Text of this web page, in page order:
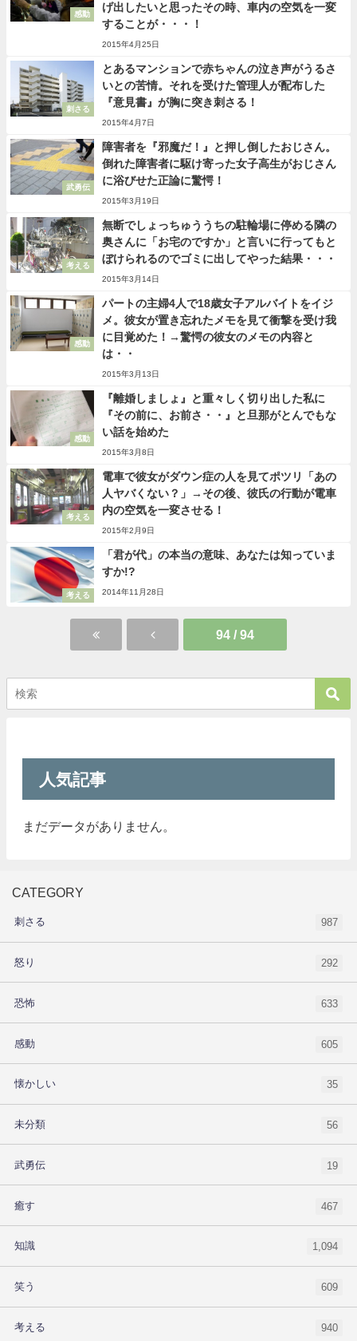
感動
げ出したいと思ったその時、車内の空気を一変
することが・・・！
2015年4月25日
刺さる
とあるマンションで赤ちゃんの泣き声がうるさ
いとの苦情。それを受けた管理人が配布した
『意見書』が胸に突き刺さる！
2015年4月7日
武勇伝
障害者を『邪魔だ！』と押し倒したおじさん。
倒れた障害者に駆け寄った女子高生がおじさん
に浴びせた正論に驚愕！
2015年3月19日
考える
無断でしょっちゅううちの駐輪場に停める隣の
奥さんに「お宅のですか」と言いに行ってもと
ぼけられるのでゴミに出してやった結果・・・
2015年3月14日
感動
パートの主婦4人で18歳女子アルバイトをイジ
メ。彼女が置き忘れたメモを見て衝撃を受け我
に目覚めた！→驚愕の彼女のメモの内容と
は・・
2015年3月13日
感動
『離婚しましょ』と重々しく切り出した私に
『その前に、お前さ・・』と旦那がとんでもな
い話を始めた
2015年3月8日
考える
電車で彼女がダウン症の人を見てポツリ「あの
人ヤバくない？」→その後、彼氏の行動が電車
内の空気を一変させる！
2015年2月9日
考える
「君が代」の本当の意味、あなたは知っていま
すか!?
2014年11月28日
94 / 94
人気記事
まだデータがありません。
CATEGORY
刺さる 987
怒り 292
恐怖 633
感動 605
懐かしい 35
未分類 56
武勇伝 19
癒す 467
知識 1,094
笑う 609
考える 940